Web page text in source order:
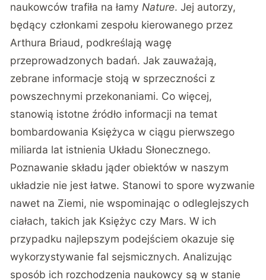
naukowców trafiła na łamy Nature. Jej autorzy,
będący członkami zespołu kierowanego przez
Arthura Briaud, podkreślają wagę
przeprowadzonych badań. Jak zauważają,
zebrane informacje stoją w sprzeczności z
powszechnymi przekonaniami. Co więcej,
stanowią istotne źródło informacji na temat
bombardowania Księżyca w ciągu pierwszego
miliarda lat istnienia Układu Słonecznego.
Poznawanie składu jąder obiektów w naszym
układzie nie jest łatwe. Stanowi to spore wyzwanie
nawet na Ziemi, nie wspominając o odleglejszych
ciałach, takich jak Księżyc czy Mars. W ich
przypadku najlepszym podejściem okazuje się
wykorzystywanie fal sejsmicznych. Analizując
sposób ich rozchodzenia naukowcy są w stanie